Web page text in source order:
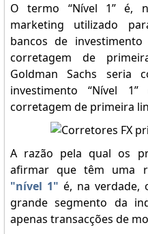
O termo “Nível 1” é,
marketing utilizado
bancos de
corretagem de
Goldman Sachs seria
investimento “Nível
corretagem de primeira
A razão pela qual os
afirmar que têm uma
"nível 1" é, na verdade,
grande segmento da
apenas transacções de